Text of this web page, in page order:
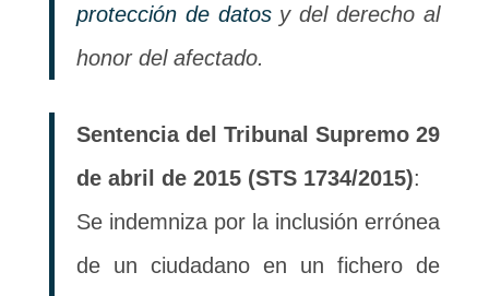
protección de datosy del derecho al
honor del afectado.
Sentencia del Tribunal Supremo 29
de abril de 2015 (STS 1734/2015):
Se indemniza por la inclusión errónea
de un ciudadano en un fichero de